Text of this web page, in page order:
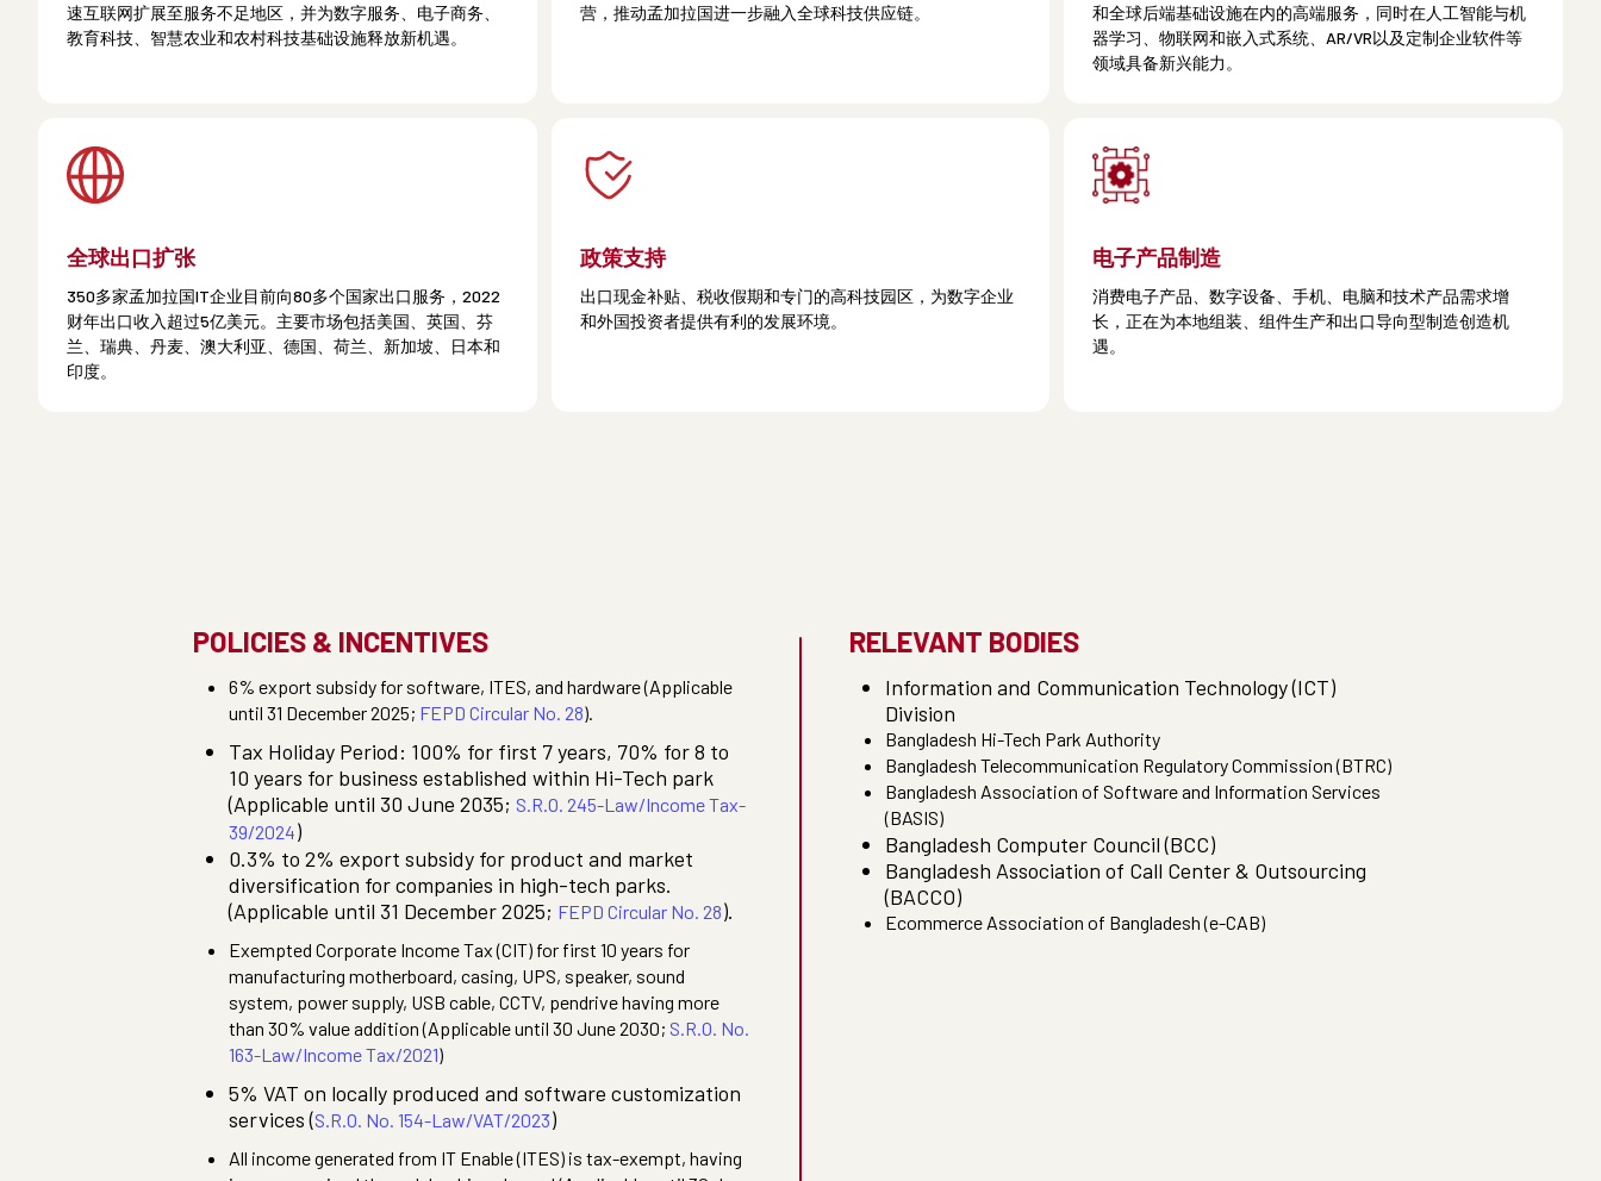
速互联网扩展至服务不足地区，并为数字服务、电子商务、
教育科技、智慧农业和农村科技基础设施释放新机遇。
营，推动孟加拉国进一步融入全球科技供应链。
和全球后端基础设施在内的高端服务，同时在人工智能与机
器学习、物联网和嵌入式系统、AR/VR以及定制企业软件等
领域具备新兴能力。
全球出口扩张
350多家孟加拉国IT企业目前向80多个国家出口服务，2022
财年出口收入超过5亿美元。主要市场包括美国、英国、芬
兰、瑞典、丹麦、澳大利亚、德国、荷兰、新加坡、日本和
印度。
政策支持
出口现金补贴、税收假期和专门的高科技园区，为数字企业
和外国投资者提供有利的发展环境。
电子产品制造
消费电子产品、数字设备、手机、电脑和技术产品需求增
长，正在为本地组装、组件生产和出口导向型制造创造机
遇。
POLICIES & INCENTIVES
6% export subsidy for software, ITES, and hardware (Applicable
until 31 December 2025; FEPD Circular No. 28).
Tax Holiday Period: 100% for first 7 years, 70% for 8 to
10 years for business established within Hi-Tech park
(Applicable until 30 June 2035; S.R.O. 245-Law/Income Tax-
39/2024)
0.3% to 2% export subsidy for product and market
diversification for companies in high-tech parks.
(Applicable until 31 December 2025; FEPD Circular No. 28).
Exempted Corporate Income Tax (CIT) for first 10 years for
manufacturing motherboard, casing, UPS, speaker, sound
system, power supply, USB cable, CCTV, pendrive having more
than 30% value addition (Applicable until 30 June 2030; S.R.O. No.
163-Law/Income Tax/2021)
5% VAT on locally produced and software customization
services (S.R.O. No. 154-Law/VAT/2023)
All income generated from IT Enable (ITES) is tax-exempt, having
RELEVANT BODIES
Information and Communication Technology (ICT)
Division
Bangladesh Hi-Tech Park Authority
Bangladesh Telecommunication Regulatory Commission (BTRC)
Bangladesh Association of Software and Information Services
(BASIS)
Bangladesh Computer Council (BCC)
Bangladesh Association of Call Center & Outsourcing
(BACCO)
Ecommerce Association of Bangladesh (e-CAB)